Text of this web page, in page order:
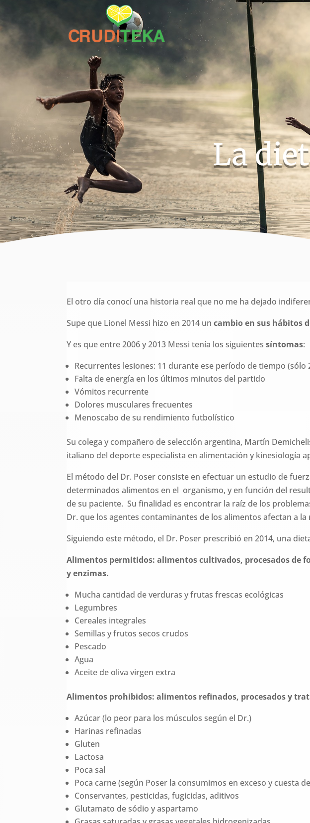
La
El otro día conocí una historia real que no me ha dejado
Supe que Lionel Messi hizo en 2014 uncambio en sus hábitos
Y es que entre 2006 y 2013 Messi tenía los siguientessíntomas:
Recurrentes lesiones: 11 durante ese período de tiempo
Falta de energía en los últimos minutos del partido
Vómitos recurrente
Dolores musculares frecuentes
Menoscabo de su rendimiento futbolístico
Su colega y compañero de selección argentina, Martín
italiano del deporte especialista en alimentación y kinesiología
El método del Dr. Poser consiste en efectuar un estudio de
determinados alimentos en el organismo, y en función del
de su paciente. Su finalidad es encontrar la raíz de los
Dr. que los agentes contaminantes de los alimentos afectan a
Siguiendo este método, el Dr. Poser prescribió en 2014, una
Alimentos permitidos: alimentos cultivados, procesados de
y enzimas.
Mucha cantidad de verduras y frutas frescas ecológicas
Legumbres
Cereales integrales
Semillas y frutos secos crudos
Pescado
Agua
Aceite de oliva virgen extra
Alimentos prohibidos: alimentos refinados, procesados y
Azúcar (lo peor para los músculos según el Dr.)
Harinas refinadas
Gluten
Lactosa
Poca sal
Poca carne (según Poser la consumimos en exceso y cuesta
Conservantes, pesticidas, fugicidas, aditivos
Glutamato de sódio y aspartamo